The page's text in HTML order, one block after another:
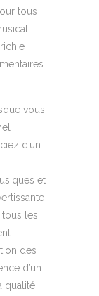
tous
vous
d’un
et
les
des
d’un
qualité